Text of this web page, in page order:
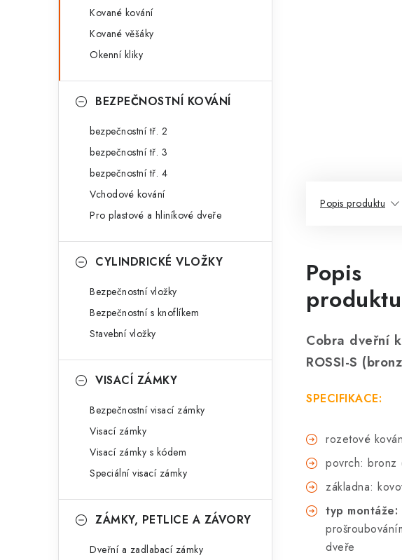
Kované kování
Kované věšáky
Okenní kliky
BEZPEČNOSTNÍ KOVÁNÍ
bezpečnostní tř. 2
bezpečnostní tř. 3
bezpečnostní tř. 4
Vchodové kování
Pro plastové a hliníkové dveře
CYLINDRICKÉ VLOŽKY
Bezpečnostní vložky
Bezpečnostní s knoflíkem
Stavební vložky
VISACÍ ZÁMKY
Bezpečnostní visací zámky
Visací zámky
Visací zámky s kódem
Speciální visací zámky
ZÁMKY, PETLICE A ZÁVORY
Dveřní a zadlabací zámky
Popis produktu
Popis
produktu
Cobra dveřní
ROSSI-S
SPECIFIKACE:
rozetové
povrch: bronz
základna:
typ montáže:
dveře